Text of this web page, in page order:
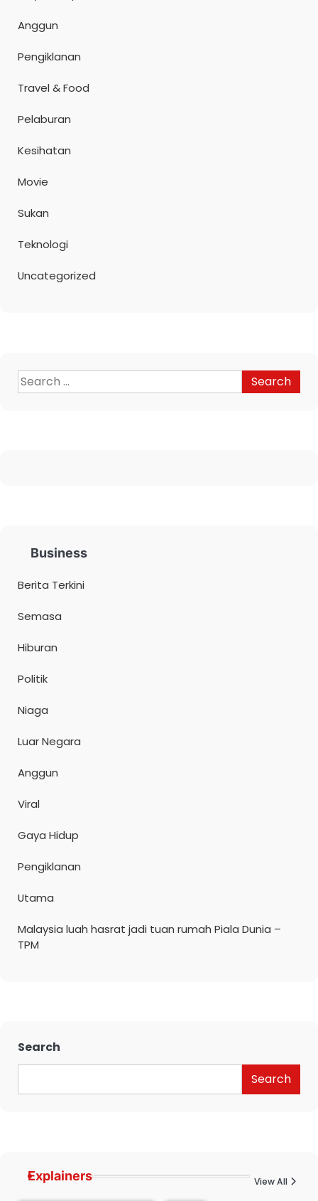
Anggun
Pengiklanan
Travel & Food
Pelaburan
Kesihatan
Movie
Sukan
Teknologi
Uncategorized
Business
Berita Terkini
Semasa
Hiburan
Politik
Niaga
Luar Negara
Anggun
Viral
Gaya Hidup
Pengiklanan
Utama
Malaysia luah hasrat jadi tuan rumah Piala Dunia –
TPM
Search
Search
Explainers View All